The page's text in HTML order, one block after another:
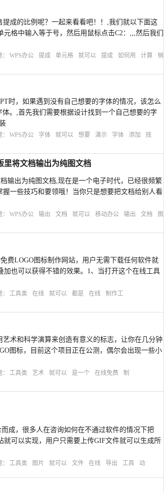
成的比例呢？一起来看看吧！！,我们就以下面这
格中输入等于号，然后用鼠标点击C2：,,,然后我们
WPS办公 提成 单元格 就可以 提成 如何用 计算
销
时，如果遇到没有自己想要的字体的情况，该怎么
。,首先我们需要根据设计找到一个自己想要的字
WPS办公 字体 就可以 想要 演示 字体 添加
技
里将文档输出为纯图文档
输出为纯图文档,现在是一个电子时代，已经很频繁
一些技巧和要领哦！当你只是想要把文档给别人看
WPS办公 输出 文档 就可以 移动办公 输出 文档
图
费LOGO图标制作网站，用户无需下载任何软件就
也可以获得不错的效果。1、当打开这个在线工具
工具类 在线 就可以 都是 在线
制作工
艺术和科学演算来创造有意义的标志，让你在几分钟
图标，目前这个项目正在公测，偶尔会出现一些小
工具类 艺术 就可以 是一个 在线免费
制
成，很多人在咨询如何在不通过软件的情况下把
可以实现，用户只需要上传GIF文件就可以生成所
工具类 图片 就可以 文件 在线 导出 工具
动